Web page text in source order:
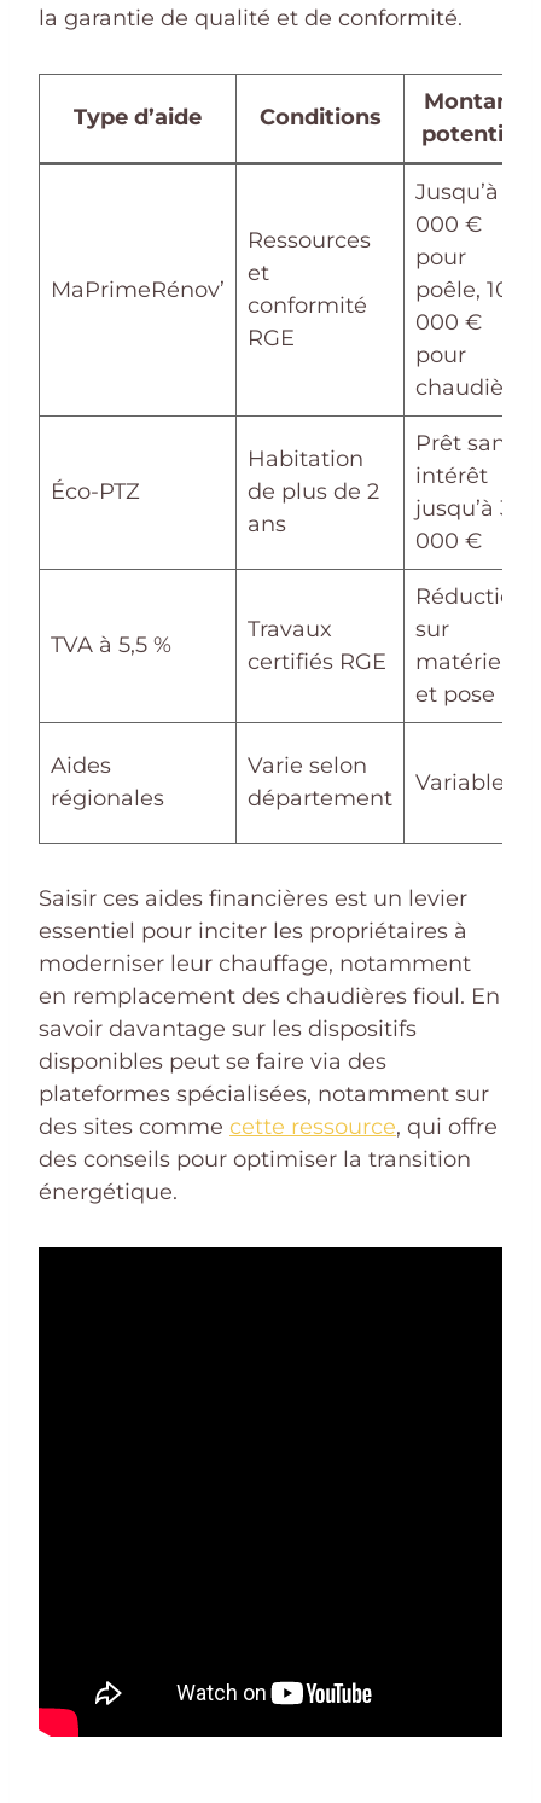
la garantie de qualité et de conformité.
Type d’aide Conditions
Montant
potentiel
MaPrimeRénov’
Ressources
et
conformité
RGE
Jusqu’à 4
000 €
pour
poêle, 10
000 €
pour
chaudière
Éco-PTZ
Habitation
de plus de 2
ans
Prêt sans
intérêt
jusqu’à 30
000 €
TVA à 5,5 %
Travaux
certifiés RGE
Réduction
sur
matériel
et pose
Aides
régionales
Varie selon
département
Variable
Saisir ces aides financières est un levier
essentiel pour inciter les propriétaires à
moderniser leur chauffage, notamment
en remplacement des chaudières fioul. En
savoir davantage sur les dispositifs
disponibles peut se faire via des
plateformes spécialisées, notamment sur
des sites comme cette ressource, qui offre
des conseils pour optimiser la transition
énergétique.